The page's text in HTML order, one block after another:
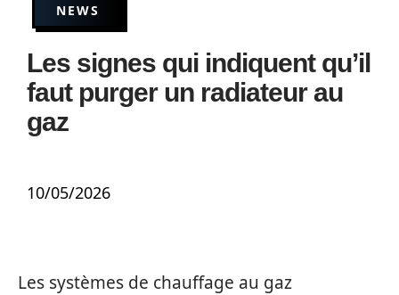
NEWS
Les signes qui indiquent qu’il
faut purger un radiateur au
gaz
10/05/2026
Les systèmes de chauffage au gaz